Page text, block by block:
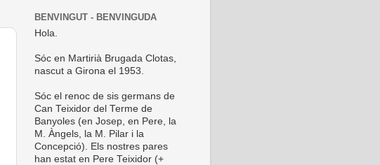
BENVINGUT - BENVINGUDA
Hola.
Sóc en Martirià Brugada Clotas,
nascut a Girona el 1953.
Sóc el renoc de sis germans de
Can Teixidor del Terme de
Banyoles (en Josep, en Pere, la
M. Àngels, la M. Pilar i la
Concepció). Els nostres pares
han estat en Pere Teixidor (+